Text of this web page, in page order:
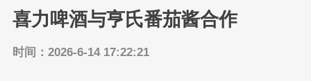
喜力啤酒与亨氏番茄酱合作
时间：2026-6-14 17:22:21